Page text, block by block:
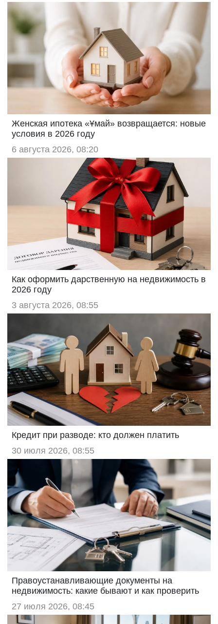
Женская ипотека «Ұмай» возвращается: новые
условия в 2026 году
6 августа 2026, 08:20
Как оформить дарственную на недвижимость в
2026 году
3 августа 2026, 08:55
Кредит при разводе: кто должен платить
30 июля 2026, 08:55
Правоустанавливающие документы на
недвижимость: какие бывают и как проверить
27 июля 2026, 08:45